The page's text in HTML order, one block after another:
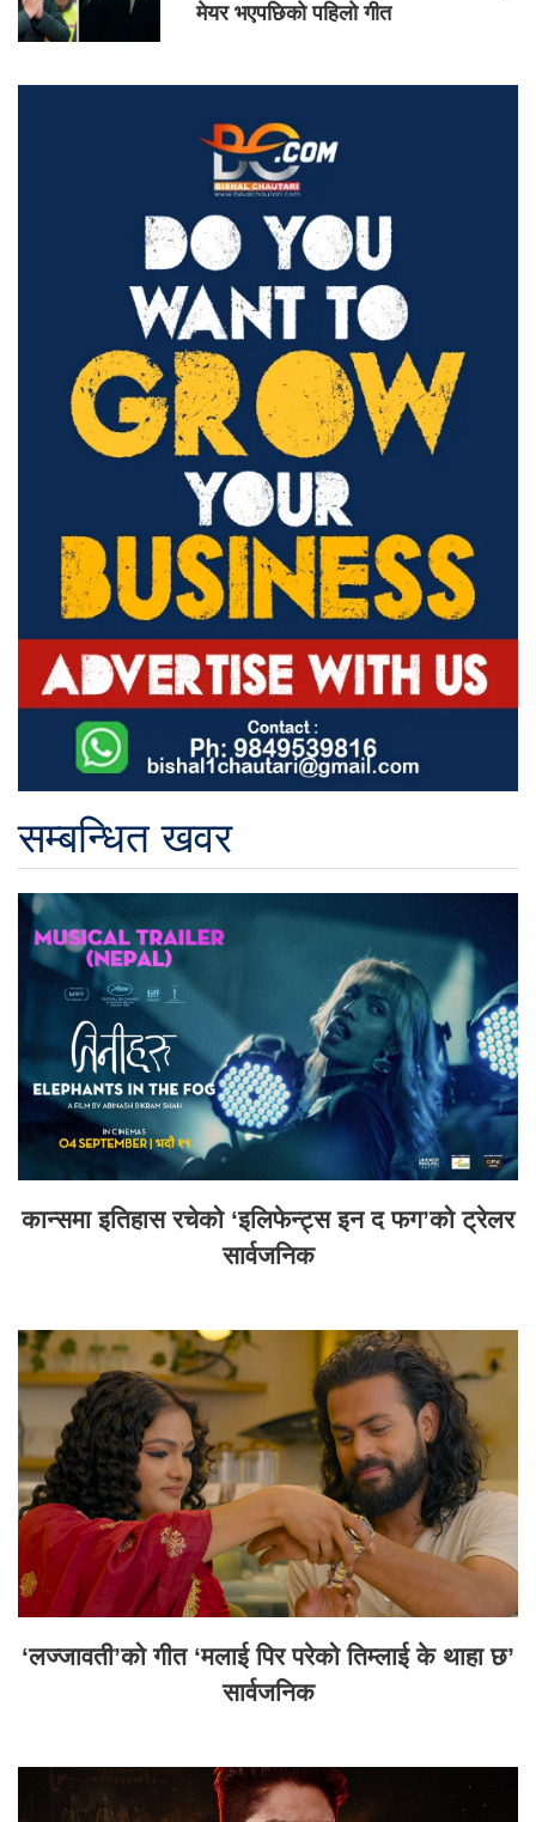
मेयर भएपछिको पहिलो गीत
सम्बन्धित खवर
कान्समा इतिहास रचेको ‘इलिफेन्ट्स इन द फग’को ट्रेलर
सार्वजनिक
‘लज्जावती’को गीत ‘मलाई पिर परेको तिम्लाई के थाहा छ’
सार्वजनिक